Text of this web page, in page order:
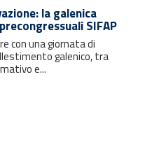
la galenica
SIFAP
con una giornata di
galenico, tra
e...